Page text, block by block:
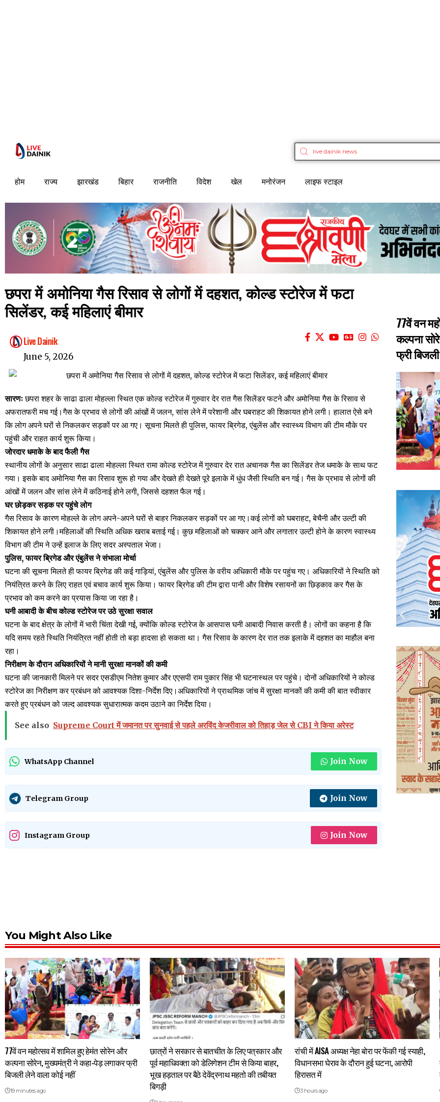
होम राज्य झारखंड बिहार राजनीति विदेश खेल मनोरंजन लाइफ स्टाइल
छपरा में अमोनिया गैस रिसाव से लोगों में दहशत, कोल्ड स्टोरेज में फटा
सिलेंडर, कई महिलाएं बीमार
Live Dainik
June 5, 2026
सारणःछपरा शहर के साढा ढाला मोहल्ला स्थित एक कोल्ड स्टोरेज में गुरुवार देर रात गैस सिलेंडर फटने और अमोनिया गैस के रिसाव से
अफरातफरी मच गई।गैस के प्रभाव से लोगों की आंखों में जलन, सांस लेने में परेशानी और घबराहट की शिकायत होने लगी। हालात ऐसे बने
कि लोग अपने घरों से निकलकर सड़कों पर आ गए। सूचना मिलते ही पुलिस, फायर ब्रिगेड, एंबुलेंस और स्वास्थ्य विभाग की टीम मौके पर
पहुंची और राहत कार्य शुरू किया।
जोरदार धमाके के बाद फैली गैस
स्थानीय लोगों के अनुसार साढा ढाला मोहल्ला स्थित रामा कोल्ड स्टोरेज में गुरुवार देर रात अचानक गैस का सिलेंडर तेज धमाके के साथ फट
गया। इसके बाद अमोनिया गैस का रिसाव शुरू हो गया और देखते ही देखते पूरे इलाके में धुंध जैसी स्थिति बन गई। गैस के प्रभाव से लोगों की
आंखों में जलन और सांस लेने में कठिनाई होने लगी, जिससे दहशत फैल गई।
घर छोड़कर सड़क पर पहुंचे लोग
गैस रिसाव के कारण मोहल्ले के लोग अपने-अपने घरों से बाहर निकलकर सड़कों पर आ गए।कई लोगों को घबराहट, बेचैनी और उल्टी की
शिकायत होने लगी।महिलाओं की स्थिति अधिक खराब बताई गई। कुछ महिलाओं को चक्कर आने और लगातार उल्टी होने के कारण स्वास्थ्य
विभाग की टीम ने उन्हें इलाज के लिए सदर अस्पताल भेजा।
पुलिस, फायर ब्रिगेड और एंबुलेंस ने संभाला मोर्चा
घटना की सूचना मिलते ही फायर ब्रिगेड की कई गाड़ियां, एंबुलेंस और पुलिस के वरीय अधिकारी मौके पर पहुंच गए। अधिकारियों ने स्थिति को
नियंत्रित करने के लिए राहत एवं बचाव कार्य शुरू किया। फायर ब्रिगेड की टीम द्वारा पानी और विशेष रसायनों का छिड़काव कर गैस के
प्रभाव को कम करने का प्रयास किया जा रहा है।
घनी आबादी के बीच कोल्ड स्टोरेज पर उठे सुरक्षा सवाल
घटना के बाद क्षेत्र के लोगों में भारी चिंता देखी गई, क्योंकि कोल्ड स्टोरेज के आसपास घनी आबादी निवास करती है। लोगों का कहना है कि
यदि समय रहते स्थिति नियंत्रित नहीं होती तो बड़ा हादसा हो सकता था। गैस रिसाव के कारण देर रात तक इलाके में दहशत का माहौल बना
रहा।
निरीक्षण के दौरान अधिकारियों ने मानी सुरक्षा मानकों की कमी
घटना की जानकारी मिलने पर सदर एसडीएम नितेश कुमार और एएसपी राम पुकार सिंह भी घटनास्थल पर पहुंचे। दोनों अधिकारियों ने कोल्ड
स्टोरेज का निरीक्षण कर प्रबंधन को आवश्यक दिशा-निर्देश दिए।अधिकारियों ने प्राथमिक जांच में सुरक्षा मानकों की कमी की बात स्वीकार
करते हुए प्रबंधन को जल्द आवश्यक सुधारात्मक कदम उठाने का निर्देश दिया।
See also Supreme Court में जमानत पर सुनवाई से पहले अरविंद केजरीवाल को तिहाड़ जेल से CBI ने किया अरेस्ट
WhatsApp Channel Join Now
Telegram Group Join Now
Instagram Group Join Now
77वें वन
कल्पना
फ्री
You Might Also Like
77वें वन महोत्सव में शामिल हुए हेमंत सोरेन और
कल्पना सोरेन, मुख्यमंत्री ने कहा-पेड़ लगाकर फ्री
बिजली लेने वाला कोई नहीं
19 minutes ago
छात्रों ने सरकार से बातचीत के लिए पत्रकार और
पूर्व महाधिवक्ता को डेलिगेशन टीम से किया बाहर,
भूख हड़ताल पर बैठे देवेंद्रनाथ महतो की तबीयत
बिगड़ी
रांची में AISA अध्यक्ष नेहा बोरा पर फेंकी गई स्याही,
विधानसभा घेराव के दौरान हुई घटना, आरोपी
हिरासत में
3 hours ago